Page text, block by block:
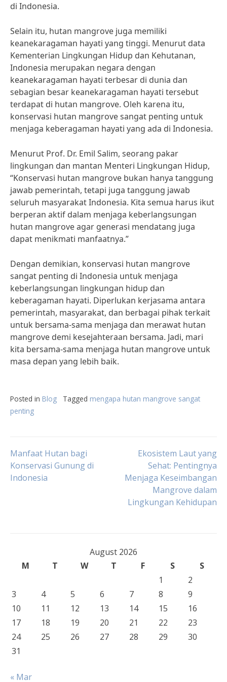
di Indonesia.
Selain itu, hutan mangrove juga memiliki
keanekaragaman hayati yang tinggi. Menurut data
Kementerian Lingkungan Hidup dan Kehutanan,
Indonesia merupakan negara dengan
keanekaragaman hayati terbesar di dunia dan
sebagian besar keanekaragaman hayati tersebut
terdapat di hutan mangrove. Oleh karena itu,
konservasi hutan mangrove sangat penting untuk
menjaga keberagaman hayati yang ada di Indonesia.
Menurut Prof. Dr. Emil Salim, seorang pakar
lingkungan dan mantan Menteri Lingkungan Hidup,
“Konservasi hutan mangrove bukan hanya tanggung
jawab pemerintah, tetapi juga tanggung jawab
seluruh masyarakat Indonesia. Kita semua harus ikut
berperan aktif dalam menjaga keberlangsungan
hutan mangrove agar generasi mendatang juga
dapat menikmati manfaatnya.”
Dengan demikian, konservasi hutan mangrove
sangat penting di Indonesia untuk menjaga
keberlangsungan lingkungan hidup dan
keberagaman hayati. Diperlukan kerjasama antara
pemerintah, masyarakat, dan berbagai pihak terkait
untuk bersama-sama menjaga dan merawat hutan
mangrove demi kesejahteraan bersama. Jadi, mari
kita bersama-sama menjaga hutan mangrove untuk
masa depan yang lebih baik.
Posted in Blog Tagged mengapa hutan mangrove sangat
penting
Post
navigation
Manfaat Hutan bagi
Konservasi Gunung di
Indonesia
Ekosistem Laut yang
Sehat: Pentingnya
Menjaga Keseimbangan
Mangrove dalam
Lingkungan Kehidupan
August 2026
M
T W T F S
S
1
2
3
4 5 6 7 8
9
10
11 12 13 14 15
16
17
18 19 20 21 22
23
24
25 26 27 28 29
30
31
« Mar